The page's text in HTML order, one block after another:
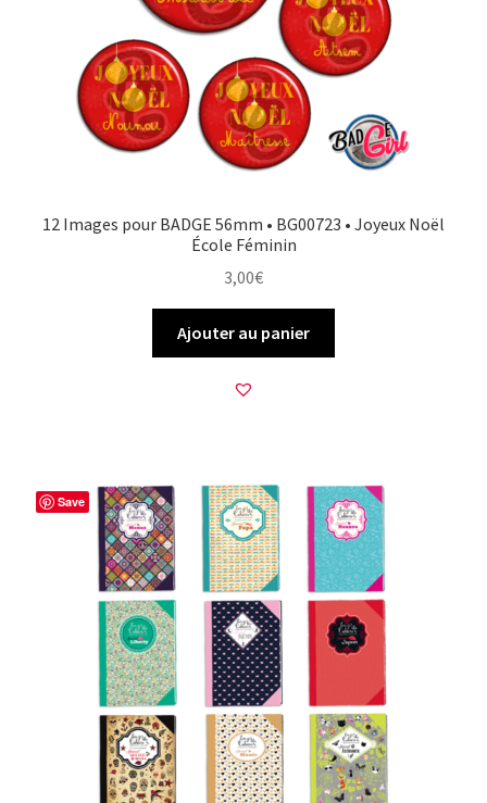
12 Images pour BADGE 56mm • BG00723 • Joyeux Noël
École Féminin
3,00€
Ajouter au panier
Save